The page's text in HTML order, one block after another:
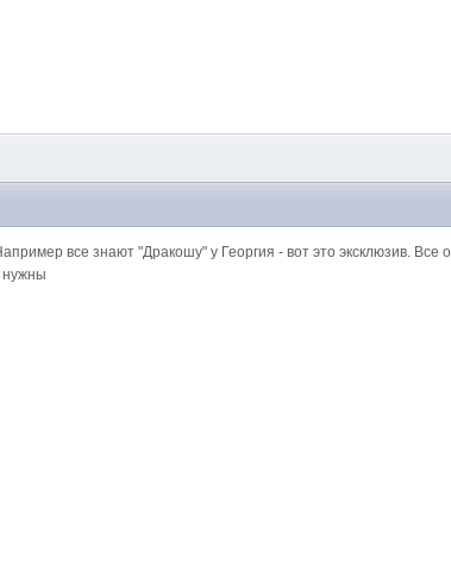
все знают "Дракошу" у Георгия - вот это эксклюзив. Все
нужны